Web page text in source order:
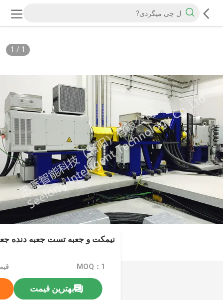
1
/
1
نیمکت و جعبه تست جعبه دنده
MOQ：1
بهترین قیمت